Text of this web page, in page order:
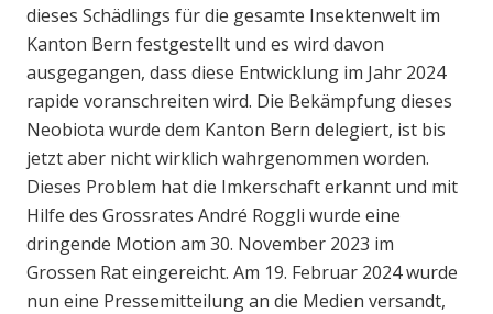
dieses Schädlings für die gesamte Insektenwelt im
Kanton Bern festgestellt und es wird davon
ausgegangen, dass diese Entwicklung im Jahr 2024
rapide voranschreiten wird. Die Bekämpfung dieses
Neobiota wurde dem Kanton Bern delegiert, ist bis
jetzt aber nicht wirklich wahrgenommen worden.
Dieses Problem hat die Imkerschaft erkannt und mit
Hilfe des Grossrates André Roggli wurde eine
dringende Motion am 30. November 2023 im
Grossen Rat eingereicht. Am 19. Februar 2024 wurde
nun eine Pressemitteilung an die Medien versandt,